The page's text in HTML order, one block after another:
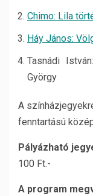
Chimo: Lila
Háy János:
Tasnádi
György
A
fenntartású
Pályázható
100 Ft.-
A program